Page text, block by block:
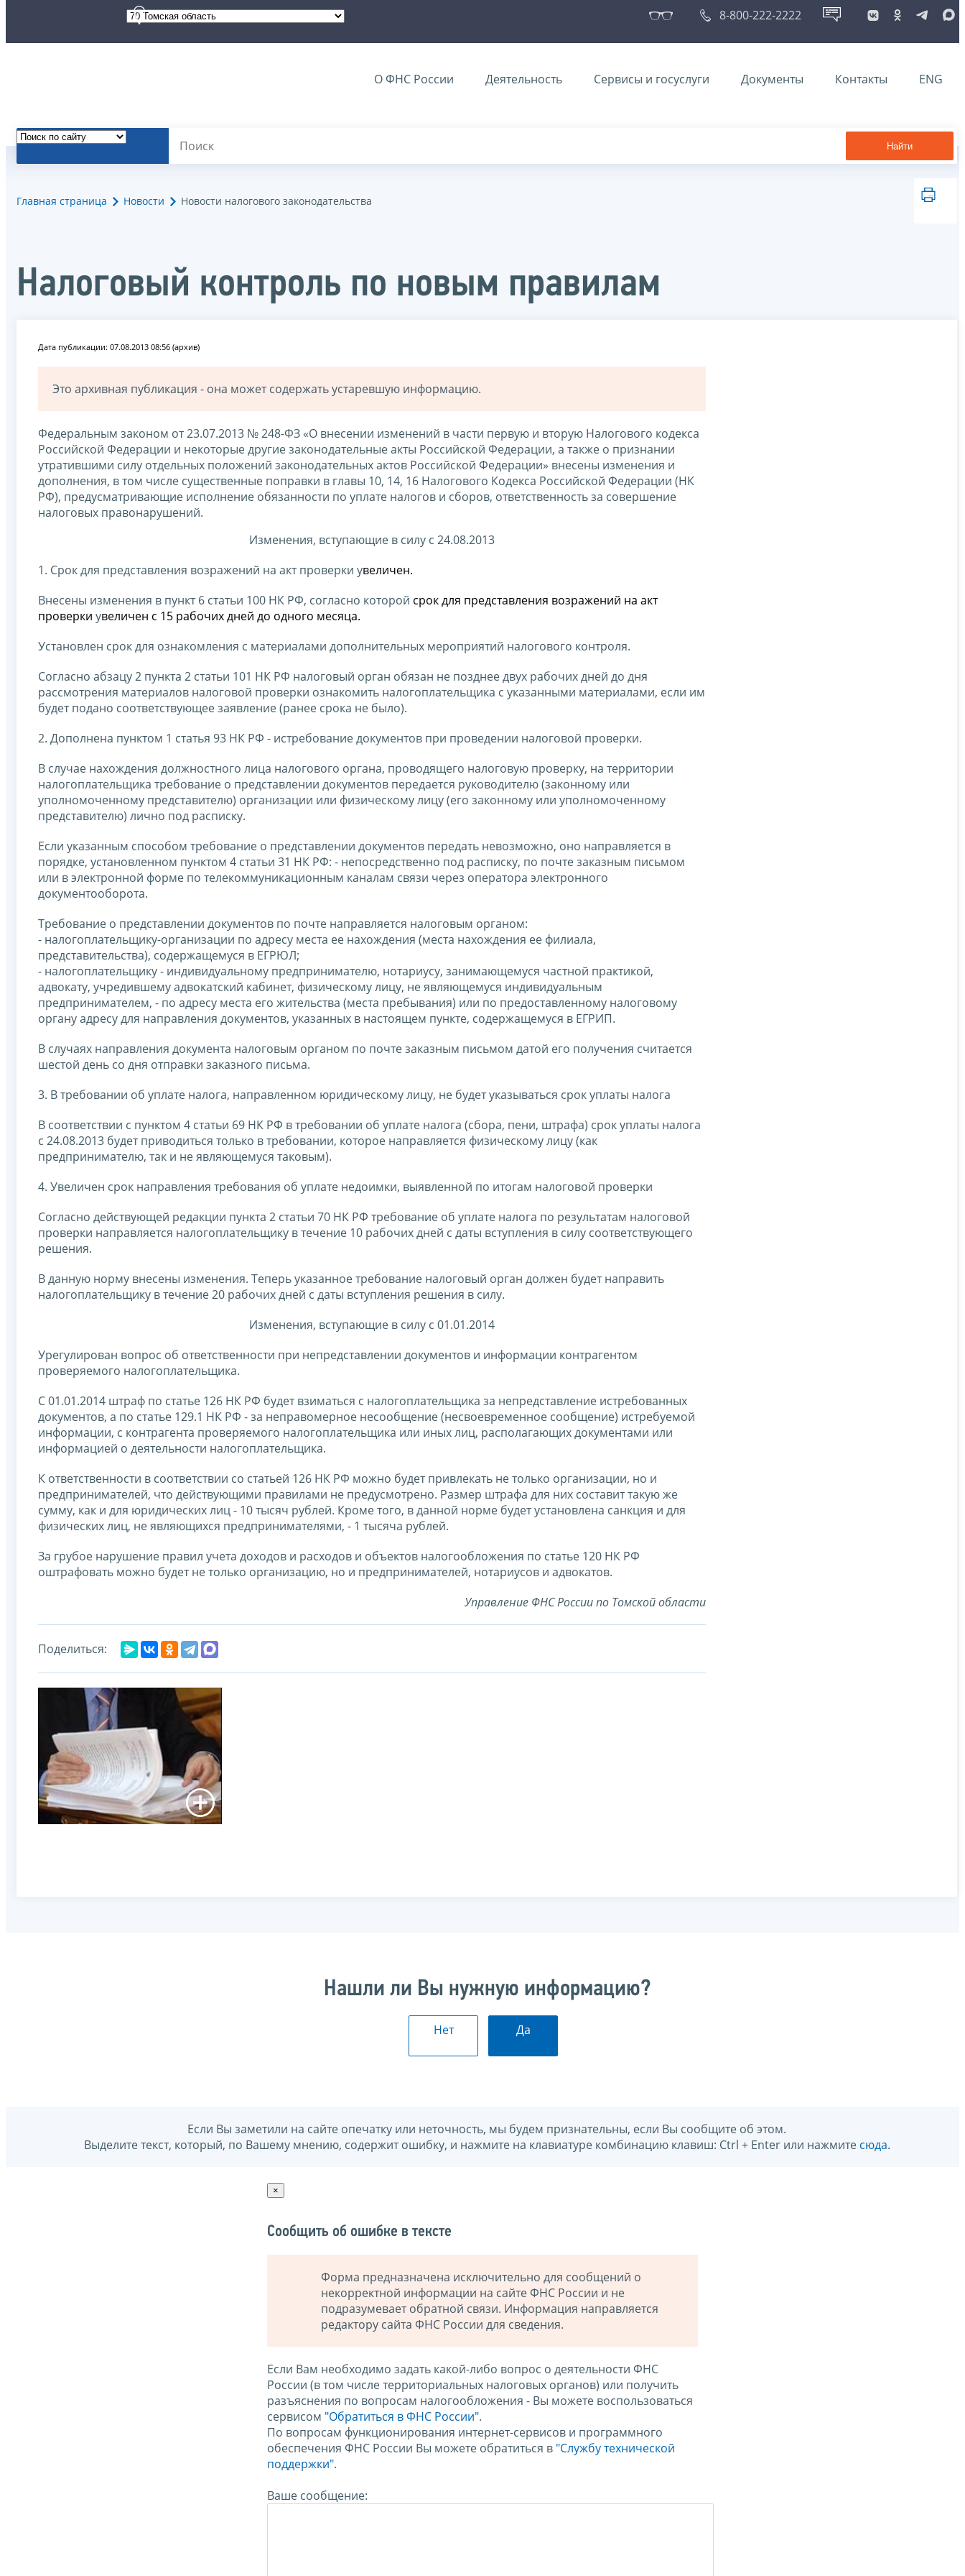
8-800-222-2222
О ФНС России Деятельность Сервисы и госуслуги Документы Контакты ENG
Найти
Главная страница Новости Новости налогового законодательства
Налоговый контроль по новым правилам
Дата публикации: 07.08.2013 08:56 (архив)
Это архивная публикация - она может содержать устаревшую информацию.
Федеральным законом от 23.07.2013 № 248-ФЗ «О внесении изменений в части первую и вторую Налогового кодекса
Российской Федерации и некоторые другие законодательные акты Российской Федерации, а также о признании
утратившими силу отдельных положений законодательных актов Российской Федерации» внесены изменения и
дополнения, в том числе существенные поправки в главы 10, 14, 16 Налогового Кодекса Российской Федерации (НК
РФ), предусматривающие исполнение обязанности по уплате налогов и сборов, ответственность за совершение
налоговых правонарушений.
Изменения, вступающие в силу с 24.08.2013
1. Срок для представления возражений на акт проверки увеличен.
Внесены изменения в пункт 6 статьи 100 НК РФ, согласно которой срок для представления возражений на акт
проверки увеличен с 15 рабочих дней до одного месяца.
Установлен срок для ознакомления с материалами дополнительных мероприятий налогового контроля.
Согласно абзацу 2 пункта 2 статьи 101 НК РФ налоговый орган обязан не позднее двух рабочих дней до дня
рассмотрения материалов налоговой проверки ознакомить налогоплательщика с указанными материалами, если им
будет подано соответствующее заявление (ранее срока не было).
2. Дополнена пунктом 1 статья 93 НК РФ - истребование документов при проведении налоговой проверки.
В случае нахождения должностного лица налогового органа, проводящего налоговую проверку, на территории
налогоплательщика требование о представлении документов передается руководителю (законному или
уполномоченному представителю) организации или физическому лицу (его законному или уполномоченному
представителю) лично под расписку.
Если указанным способом требование о представлении документов передать невозможно, оно направляется в
порядке, установленном пунктом 4 статьи 31 НК РФ: - непосредственно под расписку, по почте заказным письмом
или в электронной форме по телекоммуникационным каналам связи через оператора электронного
документооборота.
Требование о представлении документов по почте направляется налоговым органом:
- налогоплательщику-организации по адресу места ее нахождения (места нахождения ее филиала,
представительства), содержащемуся в ЕГРЮЛ;
- налогоплательщику - индивидуальному предпринимателю, нотариусу, занимающемуся частной практикой,
адвокату, учредившему адвокатский кабинет, физическому лицу, не являющемуся индивидуальным
предпринимателем, - по адресу места его жительства (места пребывания) или по предоставленному налоговому
органу адресу для направления документов, указанных в настоящем пункте, содержащемуся в ЕГРИП.
В случаях направления документа налоговым органом по почте заказным письмом датой его получения считается
шестой день со дня отправки заказного письма.
3. В требовании об уплате налога, направленном юридическому лицу, не будет указываться срок уплаты налога
В соответствии с пунктом 4 статьи 69 НК РФ в требовании об уплате налога (сбора, пени, штрафа) срок уплаты налога
с 24.08.2013 будет приводиться только в требовании, которое направляется физическому лицу (как
предпринимателю, так и не являющемуся таковым).
4. Увеличен срок направления требования об уплате недоимки, выявленной по итогам налоговой проверки
Согласно действующей редакции пункта 2 статьи 70 НК РФ требование об уплате налога по результатам налоговой
проверки направляется налогоплательщику в течение 10 рабочих дней с даты вступления в силу соответствующего
решения.
В данную норму внесены изменения. Теперь указанное требование налоговый орган должен будет направить
налогоплательщику в течение 20 рабочих дней с даты вступления решения в силу.
Изменения, вступающие в силу с 01.01.2014
Урегулирован вопрос об ответственности при непредставлении документов и информации контрагентом
проверяемого налогоплательщика.
С 01.01.2014 штраф по статье 126 НК РФ будет взиматься с налогоплательщика за непредставление истребованных
документов, а по статье 129.1 НК РФ - за неправомерное несообщение (несвоевременное сообщение) истребуемой
информации, с контрагента проверяемого налогоплательщика или иных лиц, располагающих документами или
информацией о деятельности налогоплательщика.
К ответственности в соответствии со статьей 126 НК РФ можно будет привлекать не только организации, но и
предпринимателей, что действующими правилами не предусмотрено. Размер штрафа для них составит такую же
сумму, как и для юридических лиц - 10 тысяч рублей. Кроме того, в данной норме будет установлена санкция и для
физических лиц, не являющихся предпринимателями, - 1 тысяча рублей.
За грубое нарушение правил учета доходов и расходов и объектов налогообложения по статье 120 НК РФ
оштрафовать можно будет не только организацию, но и предпринимателей, нотариусов и адвокатов.
Управление ФНС России по Томской области
Поделиться:
Нашли ли Вы нужную информацию?
Нет Да
Если Вы заметили на сайте опечатку или неточность, мы будем признательны, если Вы сообщите об этом.
Выделите текст, который, по Вашему мнению, содержит ошибку, и нажмите на клавиатуре комбинацию клавиш: Ctrl + Enter или нажмите сюда.
×
Сообщить об ошибке в тексте
Форма предназначена исключительно для сообщений о
некорректной информации на сайте ФНС России и не
подразумевает обратной связи. Информация направляется
редактору сайта ФНС России для сведения.
Если Вам необходимо задать какой-либо вопрос о деятельности ФНС
России (в том числе территориальных налоговых органов) или получить
разъяснения по вопросам налогообложения - Вы можете воспользоваться
сервисом "Обратиться в ФНС России".
По вопросам функционирования интернет-сервисов и программного
обеспечения ФНС России Вы можете обратиться в "Службу технической
поддержки".
Ваше сообщение: